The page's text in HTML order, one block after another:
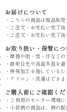
お届けについて
・こちらの商品は現品販売
・ご注文・お支払い完了
・ご注文・お支払い完了
お取り扱い・保管につ
・摩擦や雨・雪・汗など
・直射日光や高温多湿を
・特殊加工を施している
・アイロン・洗濯はできま
ご購入前にご確認くだ
・ご利用のモニター環境
・小紋柄の商品は、柄の